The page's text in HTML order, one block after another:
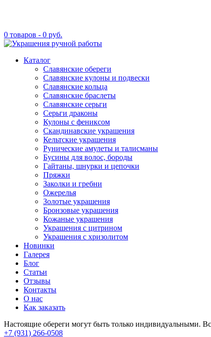
0 товаров - 0 руб.
Каталог
Славянские обереги
Славянские кулоны и подвески
Славянские кольца
Славянские браслеты
Славянские серьги
Серьги драконы
Кулоны с фениксом
Скандинавские украшения
Кельтские украшения
Рунические амулеты и талисманы
Бусины для волос, бороды
Гайтаны, шнурки и цепочки
Пряжки
Заколки и гребни
Ожерелья
Золотые украшения
Бронзовые украшения
Кожаные украшения
Украшения с цитрином
Украшения с хризолитом
Новинки
Галерея
Блог
Статьи
Отзывы
Контакты
О нас
Как заказать
Настоящие обереги могут быть только индивидуальными.
+7 (931) 266-0508